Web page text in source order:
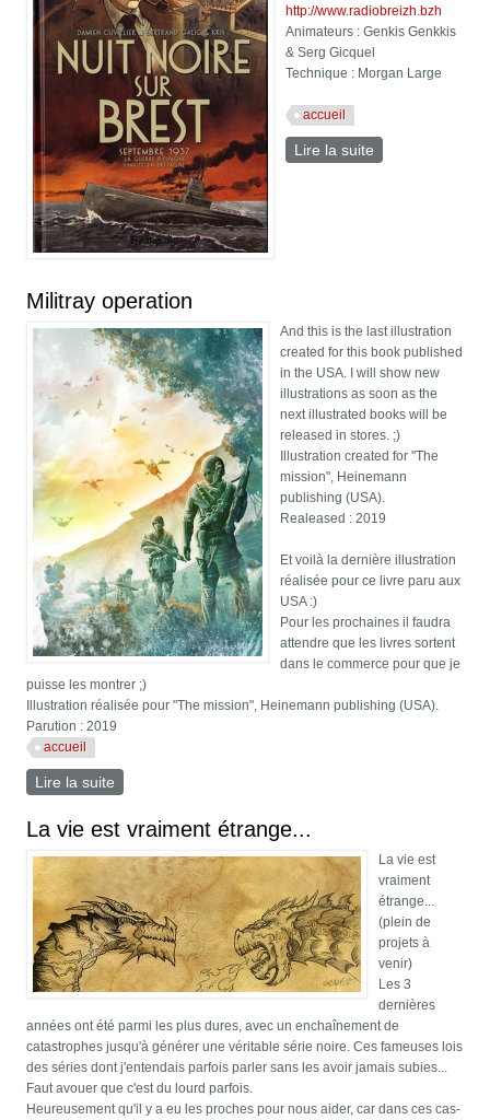
http://www.radiobreizh.bzh
Animateurs : Genkis Genkkis
& Serg Gicquel
Technique : Morgan Large
accueil
Lire la suite
Militray operation
And this is the last illustration
created for this book published
in the USA. I will show new
illustrations as soon as the
next illustrated books will be
released in stores. ;)
Illustration created for "The
mission", Heinemann
publishing (USA).
Realeased : 2019
Et voilà la dernière illustration
réalisée pour ce livre paru aux
USA :)
Pour les prochaines il faudra
attendre que les livres sortent
dans le commerce pour que je
puisse les montrer ;)
Illustration réalisée pour "The mission", Heinemann publishing (USA).
Parution : 2019
accueil
Lire la suite
La vie est vraiment étrange...
La vie est
vraiment
étrange...
(plein de
projets à
venir)
Les 3
dernières
années ont été parmi les plus dures, avec un enchaînement de
catastrophes jusqu'à générer une véritable série noire. Ces fameuses lois
des séries dont j'entendais parfois parler sans les avoir jamais subies...
Faut avouer que c'est du lourd parfois.
Heureusement qu'il y a eu les proches pour nous aider, car dans ces cas-